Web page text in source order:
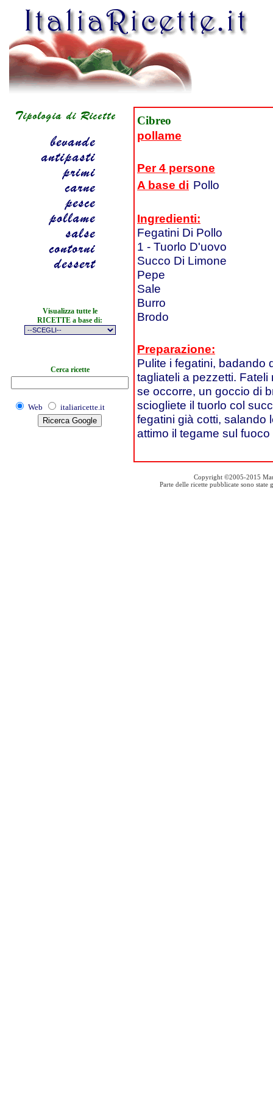
Visualizza tutte le
RICETTE a base di:
Cerca ricette
Web italiaricette.it
Cibreo
pollame
Per 4 persone
A base di Pollo
Ingredienti:
Fegatini Di Pollo
1 - Tuorlo D'uovo
Succo Di Limone
Pepe
Sale
Burro
Brodo
Preparazione:
Pulite i fegatini, badando
tagliateli a pezzetti.
se occorre, un goccio di
sciogliete il tuorlo col
fegatini già cotti, salando
attimo il tegame sul
Copyright ©2005-2015
Parte delle ricette pubblicate sono state